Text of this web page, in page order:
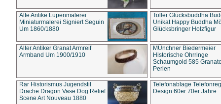
Alte Antike Lupenmalerei
Miniaturmalerei Signiert Seguin
Um 1860/1880
Toller Glücksbuddha
Unikat Happy Buddha
Glücksbringer Holzfigur
Alter Antiker Granat Armreif
Armband Um 1900/1910
MÜnchner Biedermeier
Historische Ohrringe
Schaumgold 585
Perlen
Rar Historismus Jugendstil
Drache Dragon Vase Dog Relief
Scene Art Nouveau 1880
Telefonablage
Design 60er 70er Jahre